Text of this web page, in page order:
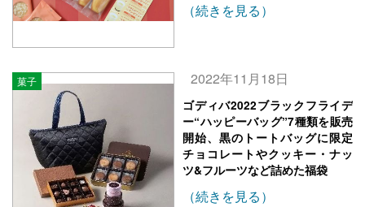
（続きを見る）
菓子 2022年11月18日
ゴディバ2022ブラックフライデ
ー“ハッピーバッグ”7種類を販売
開始、黒のトートバッグに限定
チョコレートやクッキー・ナッ
ツ&フルーツなど詰めた福袋
（続きを見る）